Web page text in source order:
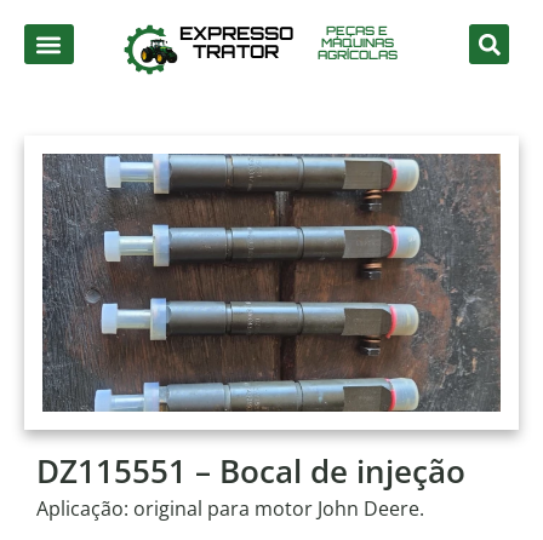
EXPRESSO
TRATOR
PEÇAS E
MÁQUINAS
AGRÍCOLAS
DZ115551 – Bocal de injeção
Aplicação: original para motor John Deere.